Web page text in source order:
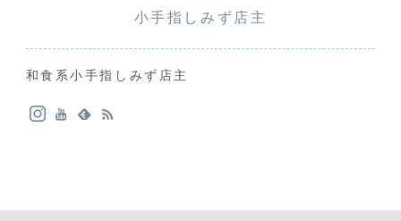
小手指しみず店主
和食系小手指しみず店主